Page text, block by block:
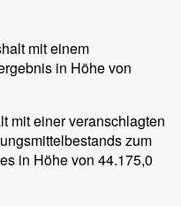
mit einem
in Höhe von
mit einer veranschlagten
zum
in Höhe von 44.175,0